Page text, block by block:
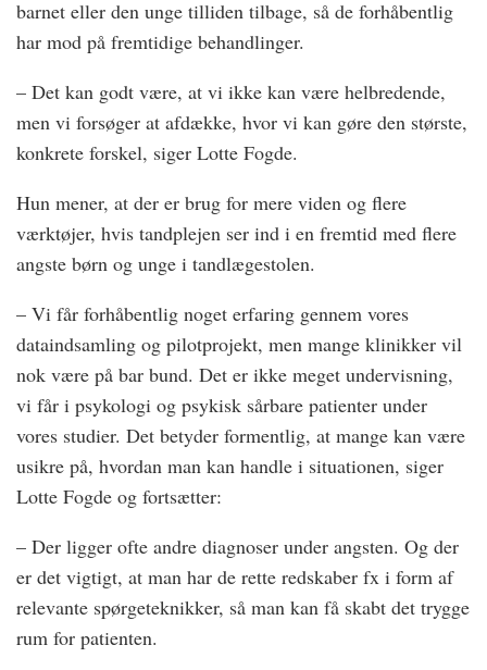
barnet eller den unge tilliden tilbage, så de forhåbentlig
har mod på fremtidige behandlinger.
– Det kan godt være, at vi ikke kan være helbredende,
men vi forsøger at afdække, hvor vi kan gøre den største,
konkrete forskel, siger Lotte Fogde.
Hun mener, at der er brug for mere viden og flere
værktøjer, hvis tandplejen ser ind i en fremtid med flere
angste børn og unge i tandlægestolen.
– Vi får forhåbentlig noget erfaring gennem vores
dataindsamling og pilotprojekt, men mange klinikker vil
nok være på bar bund. Det er ikke meget undervisning,
vi får i psykologi og psykisk sårbare patienter under
vores studier. Det betyder formentlig, at mange kan være
usikre på, hvordan man kan handle i situationen, siger
Lotte Fogde og fortsætter:
– Der ligger ofte andre diagnoser under angsten. Og der
er det vigtigt, at man har de rette redskaber fx i form af
relevante spørgeteknikker, så man kan få skabt det trygge
rum for patienten.